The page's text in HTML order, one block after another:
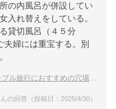
の内風呂が併設してい
入れ替えをしている。
貸切風呂（４５分
婦には重宝する。別
旅行におすすめの穴場な宿は？
の回答（投稿日：2025/4/30）